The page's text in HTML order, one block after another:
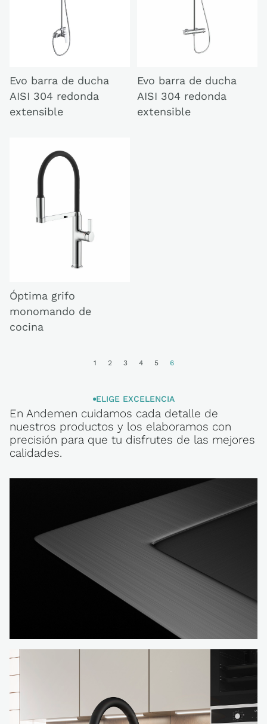
Evo barra de ducha
AISI 304 redonda
extensible
Evo barra de ducha
AISI 304 redonda
extensible
Óptima grifo
monomando de
cocina
1 2 3 4 5 6
ELIGE EXCELENCIA
ELIGE
EXCELENCIA
En Andemen cuidamos cada detalle de
nuestros productos y los elaboramos con
precisión para que tu disfrutes de las mejores
calidades.